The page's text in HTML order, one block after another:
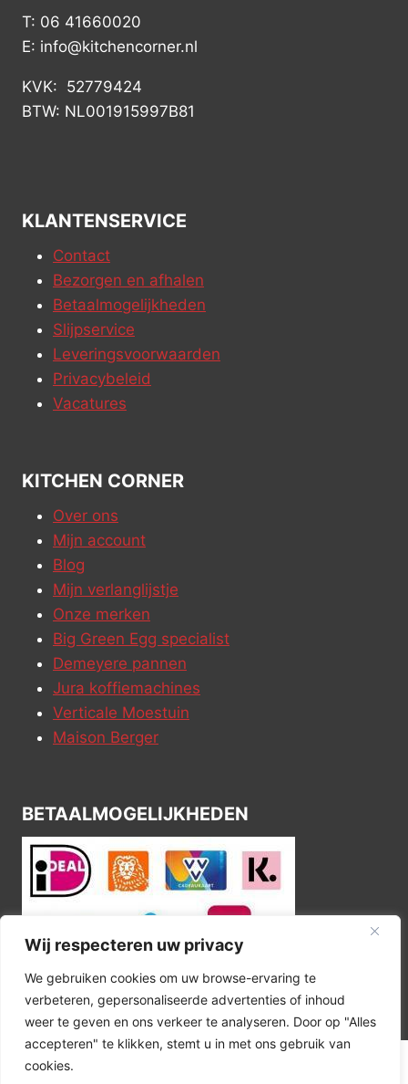
Wij respecteren uw privacy
We gebruiken cookies om uw browse-ervaring te
verbeteren, gepersonaliseerde advertenties of inhoud
weer te geven en ons verkeer te analyseren. Door op "Alles
accepteren" te klikken, stemt u in met ons gebruik van
cookies.
T: 06 41660020
E: info@kitchencorner.nl
KVK: 52779424
BTW: NL001915997B81
KLANTENSERVICE
Contact
Bezorgen en afhalen
Betaalmogelijkheden
Slijpservice
Leveringsvoorwaarden
Privacybeleid
Vacatures
KITCHEN CORNER
Over ons
Mijn account
Blog
Mijn verlanglijstje
Onze merken
Big Green Egg specialist
Demeyere pannen
Jura koffiemachines
Verticale Moestuin
Maison Berger
BETAALMOGELIJKHEDEN